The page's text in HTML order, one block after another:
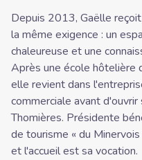
Depuis 2013, Gaëlle
la même exigence : un
chaleureuse et une
Après une école hôtelière
elle revient dans
commerciale avant
Thomières. Présidente
de tourisme « du
et l'accueil est sa vocation.